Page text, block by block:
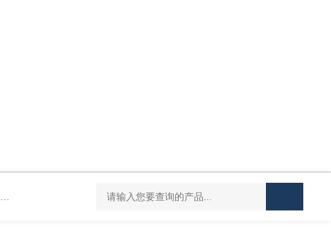
Mini MR standard IKAMAG磁力搅拌器